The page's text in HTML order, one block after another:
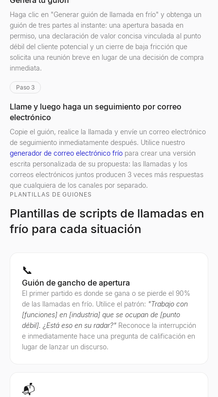
Haga clic en "Generar guión de llamada en frío" y obtenga un
guión de tres partes al instante: una apertura basada en
permiso, una declaración de valor concisa vinculada al punto
débil del cliente potencial y un cierre de baja fricción que
solicita una reunión breve en lugar de una decisión de compra
inmediata.
Paso 3
Llame y luego haga un seguimiento por correo
electrónico
Copie el guión, realice la llamada y envíe un correo electrónico
de seguimiento inmediatamente después. Utilice nuestro
generador de correo electrónico frío para crear una versión
escrita personalizada de su propuesta: las llamadas y los
correos electrónicos juntos producen 3 veces más respuestas
que cualquiera de los canales por separado.
PLANTILLAS DE GUIONES
Plantillas de scripts de llamadas en
frío para cada situación
📞
Guión de gancho de apertura
El primer partido es donde se gana o se pierde el 90%
de las llamadas en frío. Utilice el patrón: "Trabajo con
[funciones] en [industria] que se ocupan de [punto
débil]. ¿Está eso en su radar?" Reconoce la interrupción
e inmediatamente hace una pregunta de calificación en
lugar de lanzar un discurso.
📬